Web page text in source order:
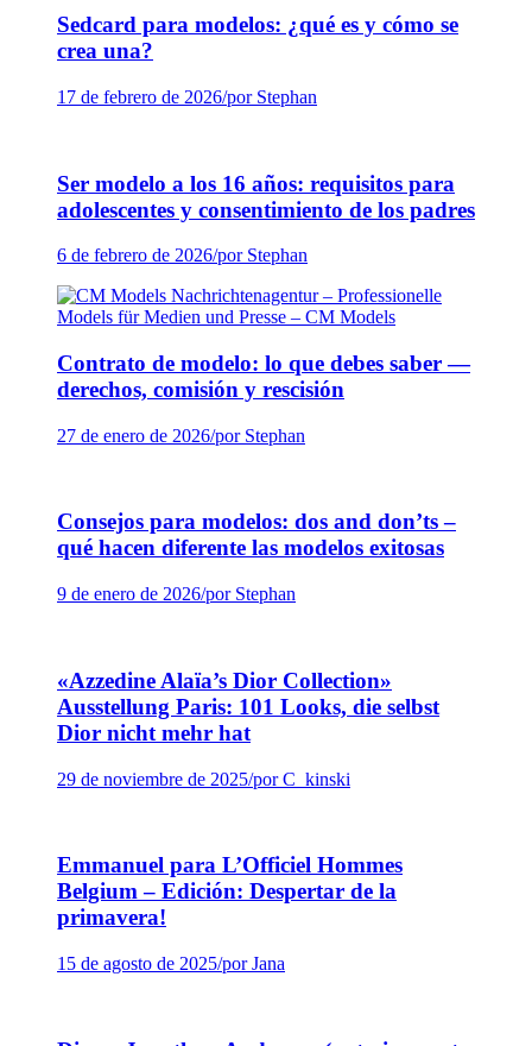
Sedcard para modelos: ¿qué es y cómo se
crea una?
17 de febrero de 2026/por Stephan
Ser modelo a los 16 años: requisitos para
adolescentes y consentimiento de los padres
6 de febrero de 2026/por Stephan
Contrato de modelo: lo que debes saber —
derechos, comisión y rescisión
27 de enero de 2026/por Stephan
Consejos para modelos: dos and don’ts –
qué hacen diferente las modelos exitosas
9 de enero de 2026/por Stephan
«Azzedine Alaïa’s Dior Collection»
Ausstellung Paris: 101 Looks, die selbst
Dior nicht mehr hat
29 de noviembre de 2025/por C_kinski
Emmanuel para L’Officiel Hommes
Belgium – Edición: Despertar de la
primavera!
15 de agosto de 2025/por Jana